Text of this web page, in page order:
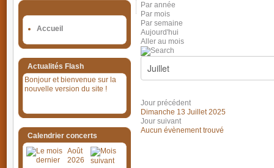
Accueil
Actualités Flash
Bonjour et bienvenue sur la
nouvelle version du site !
Calendrier concerts
Août
2026
Par année
Par mois
Par semaine
Aujourd'hui
Aller au mois
Jour précédent
Dimanche 13 Juillet 2025
Jour suivant
Aucun évènement trouvé